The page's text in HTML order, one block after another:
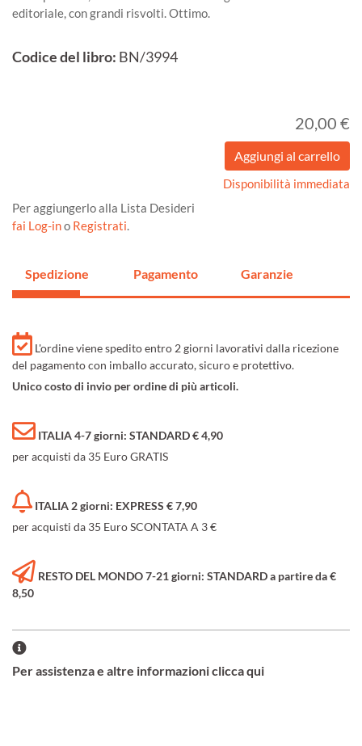
editoriale, con grandi risvolti. Ottimo.
Codice del libro: BN/3994
20,00 €
Disponibilità immediata
Per aggiungerlo alla Lista Desideri
fai Log-ino Registrati.
Spedizione Pagamento Garanzie
L'ordine viene spedito entro 2 giorni lavorativi dalla ricezione
del pagamento con imballo accurato, sicuro e protettivo.
Unico costo di invio per ordine di più articoli.
ITALIA 4-7 giorni: STANDARD € 4,90
per acquisti da 35 Euro GRATIS
ITALIA 2 giorni: EXPRESS € 7,90
per acquisti da 35 Euro SCONTATA A 3 €
RESTO DEL MONDO 7-21 giorni: STANDARD a partire da €
8,50
Per assistenza e altre informazioni clicca qui